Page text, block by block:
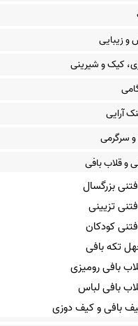
و زیبایی
کیک و شیرینی
آرایی
سرگرمی
و قلاب بافی
بزرگسال
تزیینی
کودکان
تکه بافی
بافی رومیزی
بافی لباس
بافی و کیف دوزی